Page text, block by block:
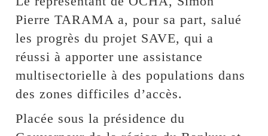
Pierre TARAMA a, pour sa part, salué
les progrès du projet SAVE, qui a
réussi à apporter une assistance
multisectorielle à des populations dans
des zones difficiles d’accès.
Placée sous la présidence du